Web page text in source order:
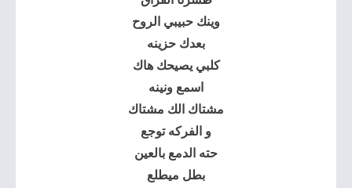
وينك حبيبي الروح
بعدك حزينه
كلبي يصيحك هاك
اسمع ونينه
مشتاك الك مشتاك
و الفركه توجع
حته الدمع بالعين
بطل ميطلع